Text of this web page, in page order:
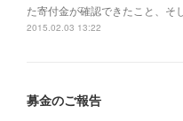
た寄付金が確認できたこと、そ
2015.02.03 13:22
募金のご報告